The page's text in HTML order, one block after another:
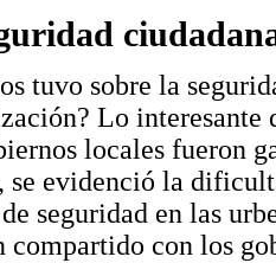
tuvo sobre la
Lo interesante
locales fueron
se evidenció la
seguridad en las
compartido con los